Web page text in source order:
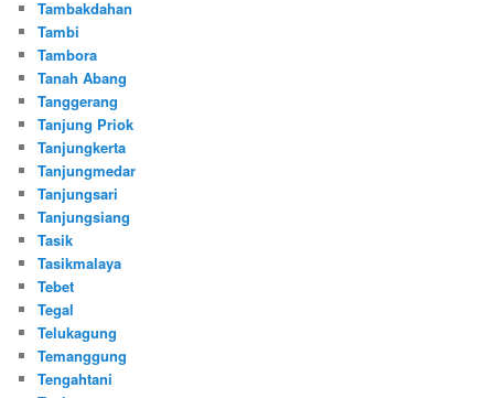
Tambakdahan
Tambi
Tambora
Tanah Abang
Tanggerang
Tanjung Priok
Tanjungkerta
Tanjungmedar
Tanjungsari
Tanjungsiang
Tasik
Tasikmalaya
Tebet
Tegal
Telukagung
Temanggung
Tengahtani